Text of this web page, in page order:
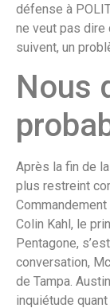
défense à
ne veut pas dire
suivent, un
Nous
Après la fin de
plus restreint
Colin Kahl, le
Pentagone,
conversation,
de Tampa.
inquiétude quant